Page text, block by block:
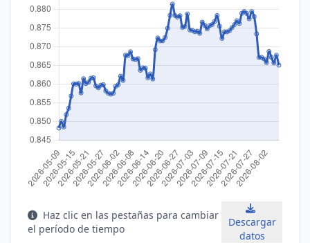
Haz clic en las pestañas para cambiar
el período de tiempo
Descargar
datos